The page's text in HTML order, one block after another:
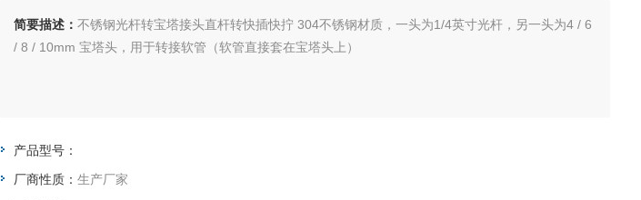
简要描述： 不锈钢光杆转宝塔接头直杆转快插快拧 304不锈钢材质，一头为1/4英寸光杆，另一头为4 / 6
/ 8 / 10mm 宝塔头，用于转接软管（软管直接套在宝塔头上）
产品型号：
厂商性质： 生产厂家